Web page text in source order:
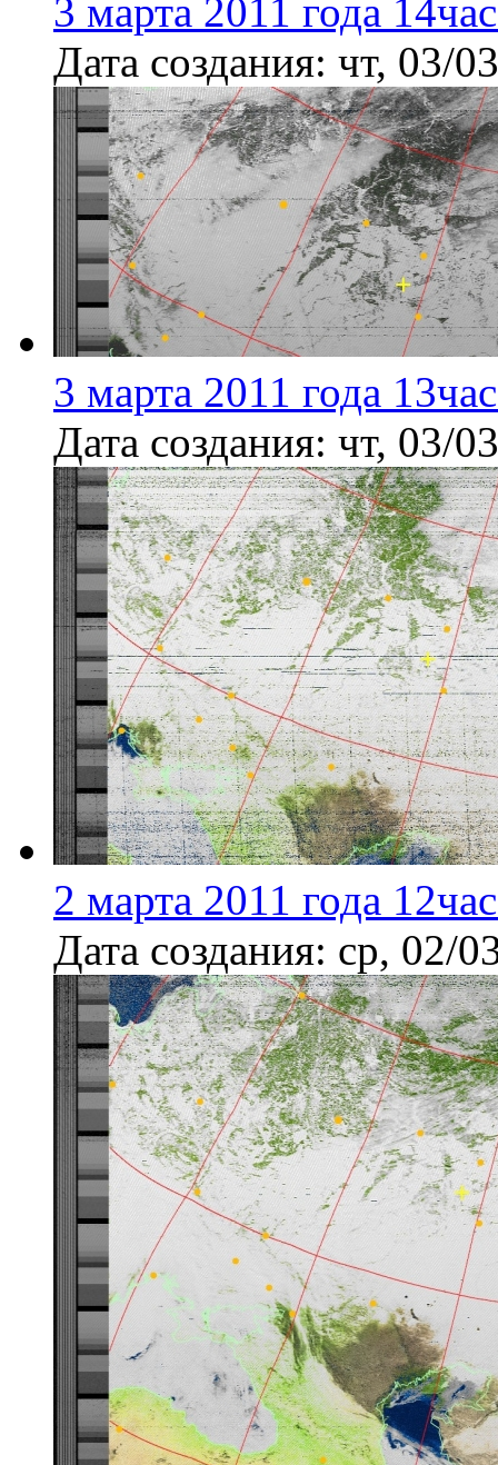
3 марта 2011 года
Дата создания: чт, 03/
3 марта 2011 года
Дата создания: чт, 03/
2 марта 2011 года
Дата создания: ср, 02/